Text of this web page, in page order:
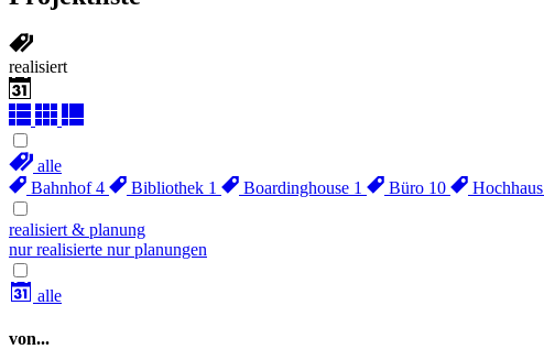
realisiert
alle
Bahnhof4 Bibliothek 1 Boardinghouse 1 Büro 10 Hochhaus
realisiert & planung
nur realisierte nur planungen
alle
von...